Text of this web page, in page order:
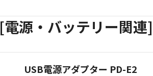
[電源・バッテリー関連
USB電源アダプター PD-E2